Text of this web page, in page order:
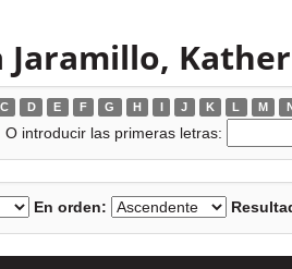
C D E F G H I J K L M
O introducir las primeras letras:
En orden: